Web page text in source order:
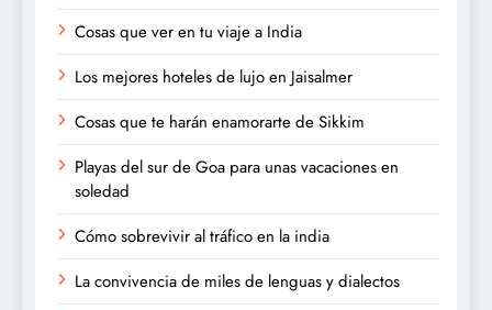
Cosas que ver en tu viaje a India
Los mejores hoteles de lujo en Jaisalmer
Cosas que te harán enamorarte de Sikkim
Playas del sur de Goa para unas vacaciones en
soledad
Cómo sobrevivir al tráfico en la india
La convivencia de miles de lenguas y dialectos